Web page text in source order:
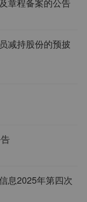
章程备案的公告
减持股份的预披
息2025年第四次